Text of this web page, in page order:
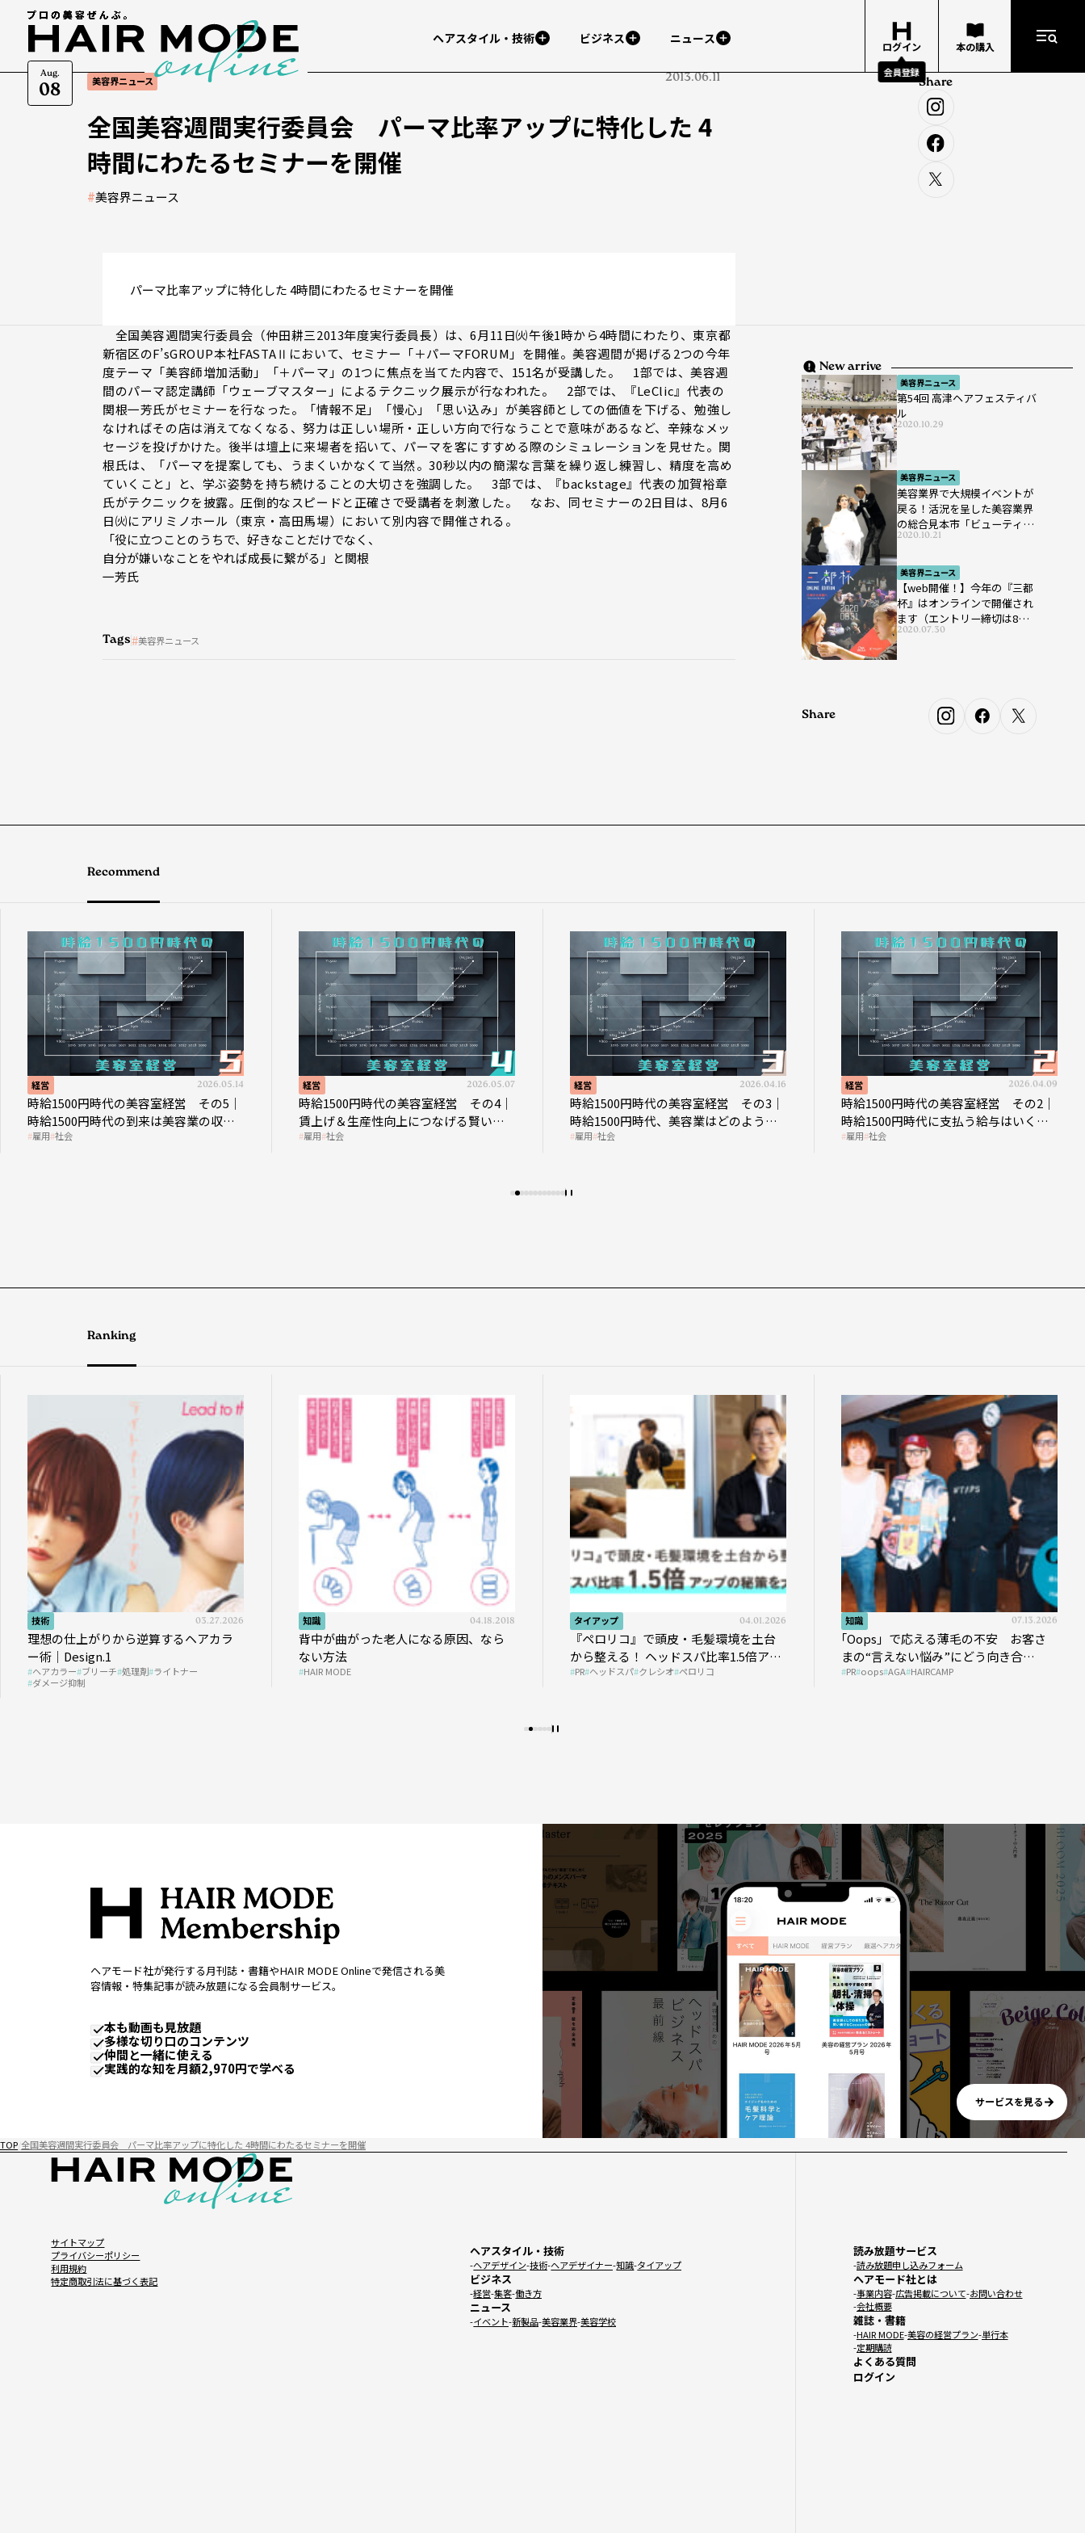
Aug.
08
ヘアスタイル・技術 ビジネス ニュース
ログイン
会員登録
本の購入
美容界ニュース 2013.06.11
全国美容週間実行委員会 パーマ比率アップに特化した 4
時間にわたるセミナーを開催
#美容界ニュース
Share
パーマ比率アップに特化した 4時間にわたるセミナーを開催
全国美容週間実行委員会（仲田耕三2013年度実行委員長）は、6月11日㈫午後1時から4時間にわたり、東京都
新宿区のF’sGROUP本社FASTAⅡにおいて、セミナー「＋パーマFORUM」を開催。美容週間が掲げる2つの今年
度テーマ「美容師増加活動」「＋パーマ」の1つに焦点を当てた内容で、151名が受講した。 1部では、美容週
間のパーマ認定講師「ウェーブマスター」によるテクニック展示が行なわれた。 2部では、『LeClic』代表の
関根一芳氏がセミナーを行なった。「情報不足」「慢心」「思い込み」が美容師としての価値を下げる、勉強し
なければその店は消えてなくなる、努力は正しい場所・正しい方向で行なうことで意味があるなど、辛辣なメッ
セージを投げかけた。後半は壇上に来場者を招いて、パーマを客にすすめる際のシミュレーションを見せた。関
根氏は、「パーマを提案しても、うまくいかなくて当然。30秒以内の簡潔な言葉を繰り返し練習し、精度を高め
ていくこと」と、学ぶ姿勢を持ち続けることの大切さを強調した。 3部では、『backstage』代表の加賀裕章
氏がテクニックを披露。圧倒的なスピードと正確さで受講者を刺激した。 なお、同セミナーの2日目は、8月6
日㈫にアリミノホール（東京・高田馬場）において別内容で開催される。
「役に立つことのうちで、好きなことだけでなく、
自分が嫌いなことをやれば成長に繋がる」と関根
一芳氏
Tags 美容界ニュース
New arrive
美容界ニュース
第54回 高津ヘアフェスティバ
ル
2020.10.29
美容界ニュース
美容業界で大規模イベントが
戻る！活況を呈した美容業界
の総合見本市「ビューティー
ワールド ジャパン ウエス
ト」が開催
2020.10.21
美容界ニュース
【web開催！】今年の『三都
杯』はオンラインで開催され
ます（エントリー締切は8月7
日まで）
2020.07.30
Share
Recommend
経営 2026.05.14
時給1500円時代の美容室経営 その5｜
時給1500円時代の到来は美容業の収益
構造を見直す契機
雇用 社会
経営 2026.05.07
時給1500円時代の美容室経営 その4｜
賃上げ＆生産性向上につなげる賢い助
成金活用
雇用 社会
経営 2026.04.16
時給1500円時代の美容室経営 その3｜
時給1500円時代、美容業はどのような
影響を受けるのか？
雇用 社会
経営 2026.04.09
時給1500円時代の美容室経営 その2｜
時給1500円時代に支払う給与はいくら
なのか
雇用 社会
Ranking
技術 03.27.2026
理想の仕上がりから逆算するヘアカラ
ー術｜Design.1
ヘアカラー ブリーチ 処理剤 ライトナー
ダメージ抑制
知識 04.18.2018
背中が曲がった老人になる原因、なら
ない方法
HAIR MODE
タイアップ 04.01.2026
『ペロリコ』で頭皮・毛髪環境を土台
から整える！ ヘッドスパ比率1.5倍アッ
プの秘策を大公開
PR ヘッドスパ クレシオ ペロリコ
知識 07.13.2026
｢Oops」で応える薄毛の不安 お客さ
まの“言えない悩み”にどう向き合
う？ ＃01
PR oops AGA HAIRCAMP
ヘアモード社が発行する月刊誌・書籍やHAIR MODE Onlineで発信される美
容情報・特集記事が読み放題になる会員制サービス。
本も動画も見放題
多様な切り口のコンテンツ
仲間と一緒に使える
実践的な知を月額2,970円で学べる
サービスを見る
TOP 全国美容週間実行委員会 パーマ比率アップに特化した 4時間にわたるセミナーを開催
サイトマップ
プライバシーポリシー
利用規約
特定商取引法に基づく表記
ヘアスタイル・技術
ヘアデザイン 技術 ヘアデザイナー 知識 タイアップ
ビジネス
経営 集客 働き方
ニュース
イベント 新製品 美容業界 美容学校
読み放題サービス
読み放題申し込みフォーム
ヘアモード社とは
事業内容 広告掲載について お問い合わせ
会社概要
雑誌・書籍
HAIR MODE 美容の経営プラン 単行本
定期購読
よくある質問
ログイン